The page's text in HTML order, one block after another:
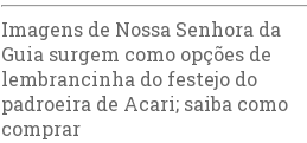
Imagens de Nossa Senhora da
Guia surgem como opções de
lembrancinha do festejo do
padroeira de Acari; saiba como
comprar